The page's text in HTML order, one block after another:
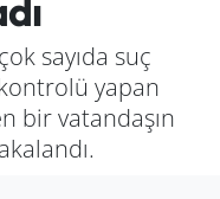
sayıda suç
yapan
bir vatandaşın